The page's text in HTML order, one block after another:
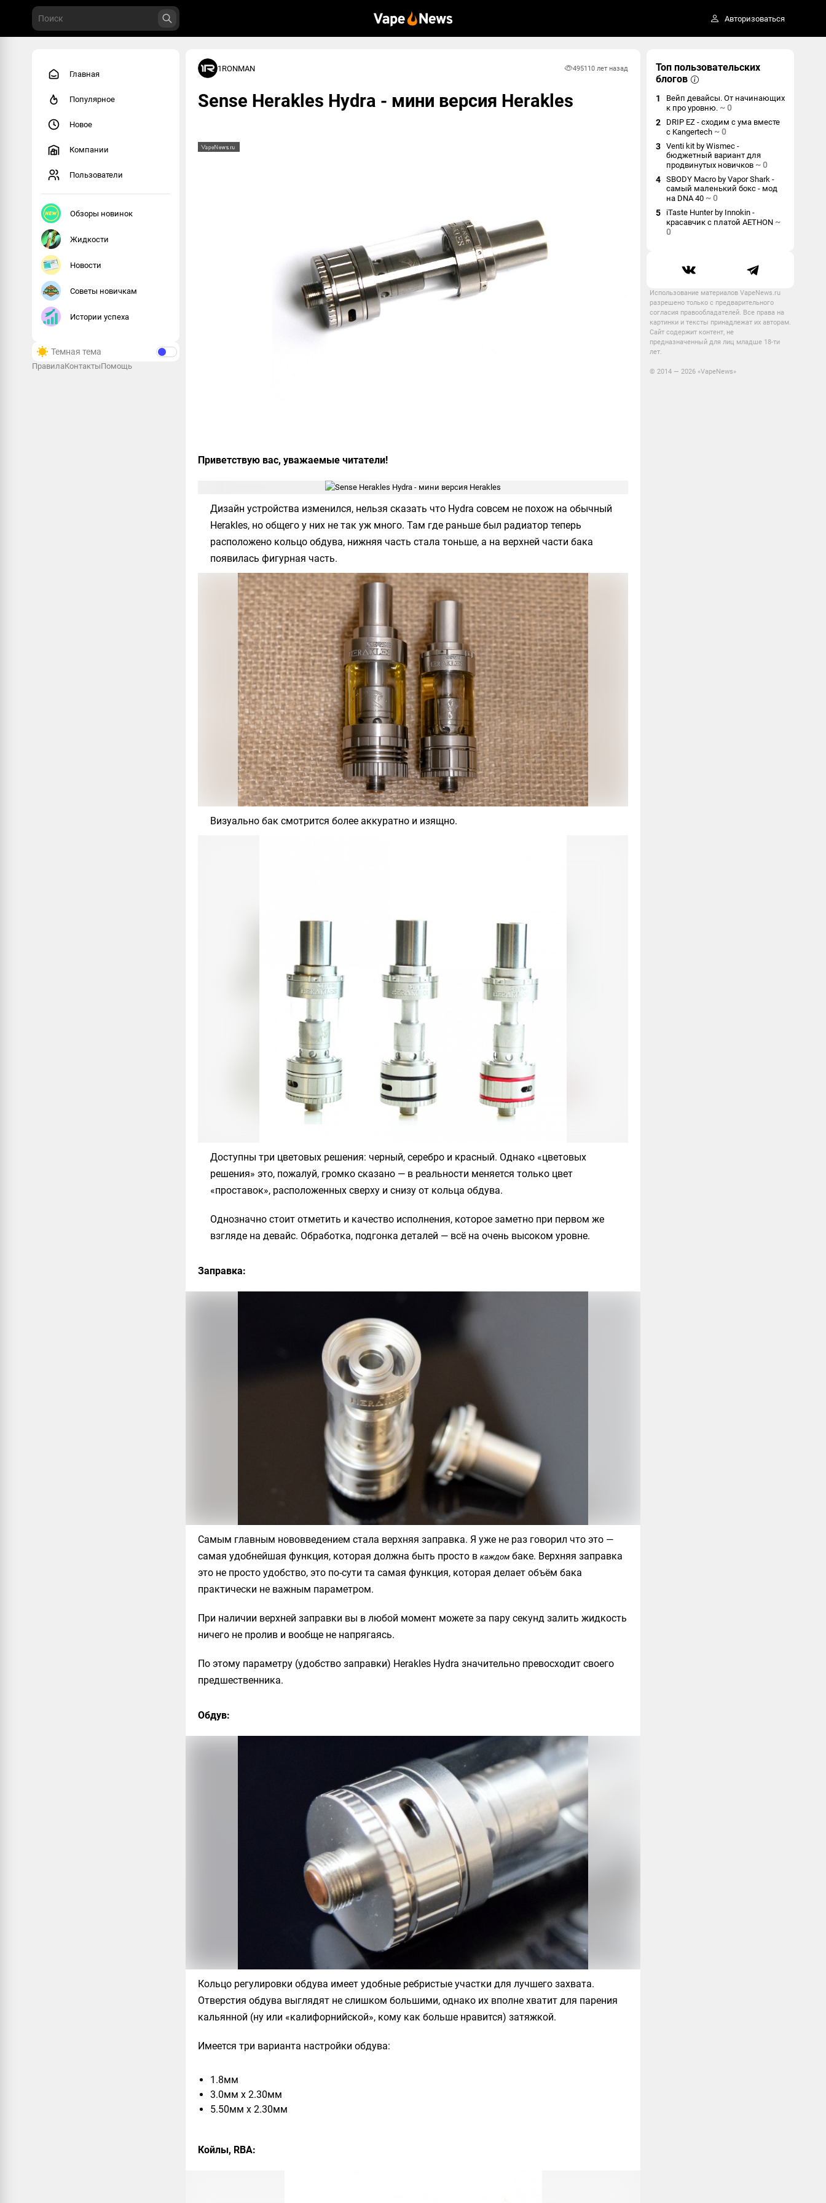
Авторизоваться
Главная
Популярное
Новое
Компании
Пользователи
Обзоры новинок
Жидкости
Новости
Советы новичкам
Истории успеха
Темная тема
ПравилаКонтактыПомощь
1RONMAN 4951 10 лет назад
Sense Herakles Hydra - мини версия Herakles
Приветствую вас, уважаемые читатели!
Дизайн устройства изменился, нельзя сказать что Hydra совсем не похож на обычный
Herakles, но общего у них не так уж много. Там где раньше был радиатор теперь
расположено кольцо обдува, нижняя часть стала тоньше, а на верхней части бака
появилась фигурная часть.
Визуально бак смотрится более аккуратно и изящно.
Доступны три цветовых решения: черный, серебро и красный. Однако «цветовых
решения» это, пожалуй, громко сказано — в реальности меняется только цвет
«проставок», расположенных сверху и снизу от кольца обдува.
Однозначно стоит отметить и качество исполнения, которое заметно при первом же
взгляде на девайс. Обработка, подгонка деталей — всё на очень высоком уровне.
Заправка:
Самым главным нововведением стала верхняя заправка. Я уже не раз говорил что это —
самая удобнейшая функция, которая должна быть просто в каждом баке. Верхняя заправка
это не просто удобство, это по-сути та самая функция, которая делает объём бака
практически не важным параметром.
При наличии верхней заправки вы в любой момент можете за пару секунд залить жидкость
ничего не пролив и вообще не напрягаясь.
По этому параметру (удобство заправки) Herakles Hydra значительно превосходит своего
предшественника.
Обдув:
Кольцо регулировки обдува имеет удобные ребристые участки для лучшего захвата.
Отверстия обдува выглядят не слишком большими, однако их вполне хватит для парения
кальянной (ну или «калифорнийской», кому как больше нравится) затяжкой.
Имеется три варианта настройки обдува:
1.8мм
3.0мм x 2.30мм
5.50мм x 2.30мм
Койлы, RBA:
Топ пользовательских
блогов
1
Вейп девайсы. От начинающих
к про уровню. ~0
2
DRIP EZ - сходим с ума вместе
с Kangertech ~0
3 Venti kit by Wismec -
бюджетный вариант для
продвинутых новичков ~0
4 SBODY Macro by Vapor Shark -
самый маленький бокс - мод
на DNA 40 ~0
5
iTaste Hunter by Innokin -
красавчик с платой AETHON ~
0
Использование материалов VapeNews.ru
разрешено только с предварительного
согласия правообладателей. Все права на
картинки и тексты принадлежат их авторам.
Сайт содержит контент, не
предназначенный для лиц младше 18-ти
лет.
© 2014 — 2026 «VapeNews»